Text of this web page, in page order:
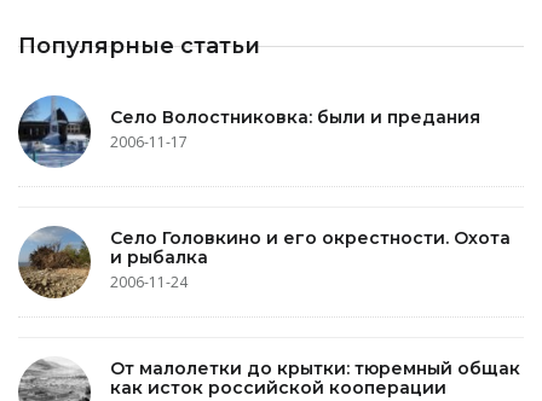
Популярные статьи
Село Волостниковка: были и предания
2006-11-17
Село Головкино и его окрестности. Охота
и рыбалка
2006-11-24
От малолетки до крытки: тюремный общак
как исток российской кооперации